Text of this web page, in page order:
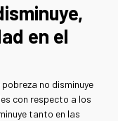
en el
no disminuye
con respecto a los
tanto en las